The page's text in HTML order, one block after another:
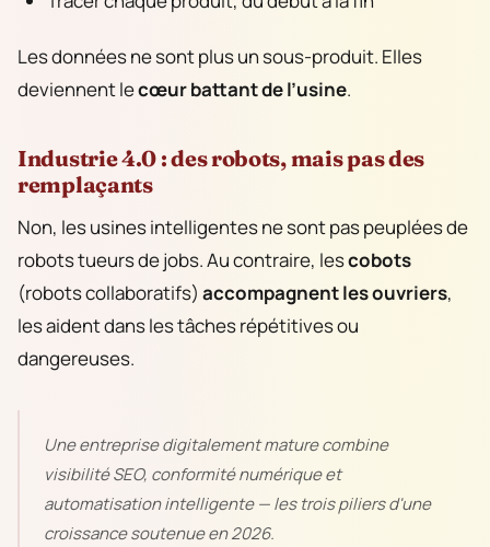
Les données ne sont plus un sous-produit. Elles
deviennent lecœur battant de l’usine.
Industrie 4.0 : des robots, mais pas des
remplaçants
Non, les usines intelligentes ne sont pas peuplées de
robots tueurs de jobs. Au contraire, lescobots
(robots collaboratifs) accompagnent les ouvriers,
les aident dans les tâches répétitives ou
dangereuses.
Une entreprise digitalement mature combine
visibilité SEO, conformité numérique et
automatisation intelligente — les trois piliers d'une
croissance soutenue en 2026.